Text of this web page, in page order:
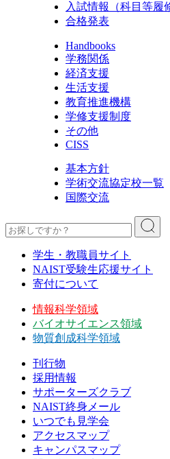
入試情報（科目等履
合格発表
Handbooks
学務関係
経済支援
生活支援
教育推進機構
学修支援制度
その他
CISS
基本方針
学術交流協定校一覧
国際交流
学生・教職員サイト
NAIST受験生応援サイト
寄付について
情報科学領域
バイオサイエンス領域
物質創成科学領域
刊行物
採用情報
サポーターズクラブ
NAIST終身メール
いつでも見学会
アクセスマップ
キャンパスマップ